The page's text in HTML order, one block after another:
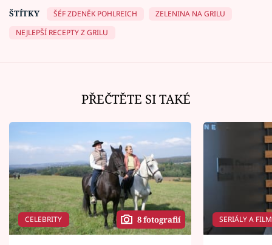
ŠTÍTKY
ŠÉF ZDENĚK POHLREICH
ZELENINA NA GRILU
NEJLEPŠÍ RECEPTY Z GRILU
PŘEČTĚTE SI TAKÉ
CELEBRITY 8 fotografií SERIÁLY A